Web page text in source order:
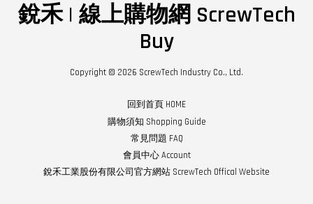
銳禾 | 線上購物網 ScrewTech
Buy
Copyright © 2026 ScrewTech Industry Co., Ltd.
回到首頁 HOME
購物須知 Shopping Guide
常見問題 FAQ
會員中心 Account
銳禾工業股份有限公司官方網站 ScrewTech Offical Website